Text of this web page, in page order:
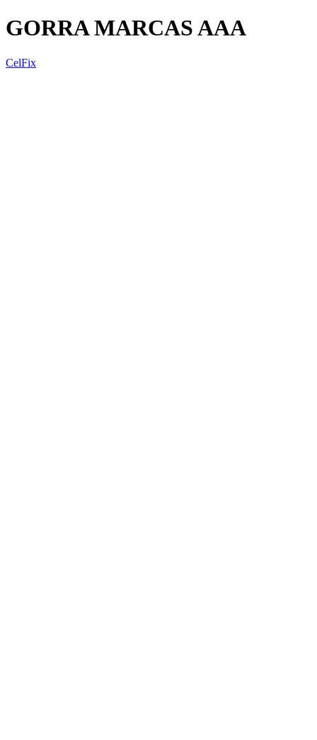
GORRA MARCAS AAA
CelFix